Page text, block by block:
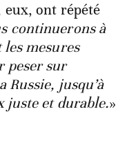
eux, ont répété
continuerons à
mesures
peser sur
Russie, jusqu’à
juste et durable.»